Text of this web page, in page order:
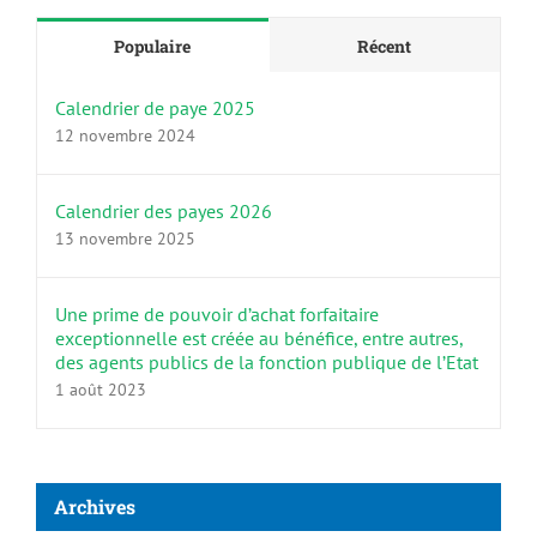
Populaire Récent
Calendrier de paye 2025
12 novembre 2024
Calendrier des payes 2026
13 novembre 2025
Une prime de pouvoir d’achat forfaitaire
exceptionnelle est créée au bénéfice, entre autres,
des agents publics de la fonction publique de l’Etat
1 août 2023
Archives